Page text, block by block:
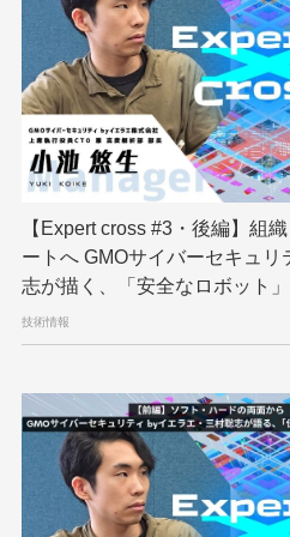
国際標準化 基礎
宮崎オフィス 強化学習
技育プロジェクト 技術広報
拡張知能 新卒 新
映像クリエイター 暗号
機械学習 決済 生
研究開発 耐量子暗号
【Expert cross #3・後編】組
ートへ GMOサイバーセキュ
志が描く、「安全なロボット
技術情報